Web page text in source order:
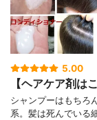
5.00
【ヘアケア剤は
シャンプーはもちろ
系。髪は死んでいる